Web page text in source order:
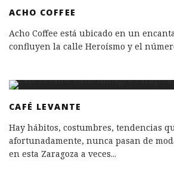
ACHO COFFEE
Acho Coffee está ubicado en un
confluyen la calle Heroísmo y el
CAFÉ LEVANTE
Hay hábitos, costumbres, tendencias
afortunadamente, nunca pasan de
en esta Zaragoza a veces...